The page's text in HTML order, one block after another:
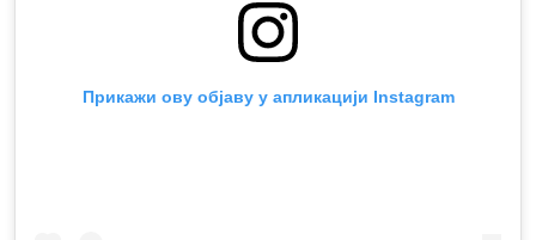
Прикажи ову објаву у апликацији Instagram